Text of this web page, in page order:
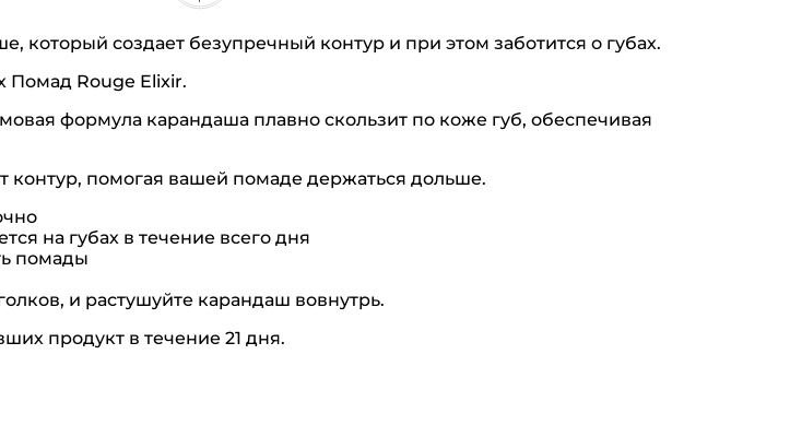
который создает безупречный контур и при этом заботится о губах.
Помад Rouge Elixir.
формула карандаша плавно скользит по коже губ, обеспечивая
контур, помогая вашей помаде держаться дольше.
на губах в течение всего дня
помады
и растушуйте карандаш вовнутрь.
продукт в течение 21 дня.